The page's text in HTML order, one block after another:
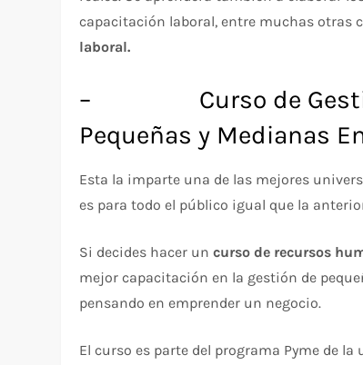
capacitación laboral, entre muchas otras
laboral.
– Curso de Gestión
Pequeñas y Medianas
Esta la imparte una de las mejores
es para todo el público igual que la
Si decides hacer uncurso de recursos
mejor capacitación en la gestión de
pensando en emprender un negocio.
El curso es parte del programa Pyme de